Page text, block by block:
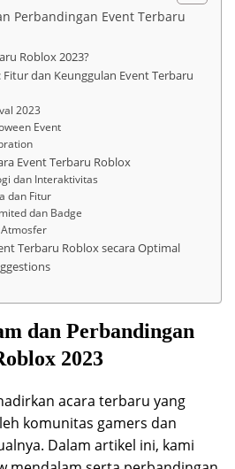
Perbandingan Event Terbaru
Roblox 2023?
dan Keunggulan Event Terbaru
2023
Event
Event Terbaru Roblox
dan Interaktivitas
dan Fitur
dan Badge
Terbaru Roblox secara Optimal
dan Perbandingan
2023
acara terbaru yang
komunitas gamers dan
Dalam artikel ini, kami